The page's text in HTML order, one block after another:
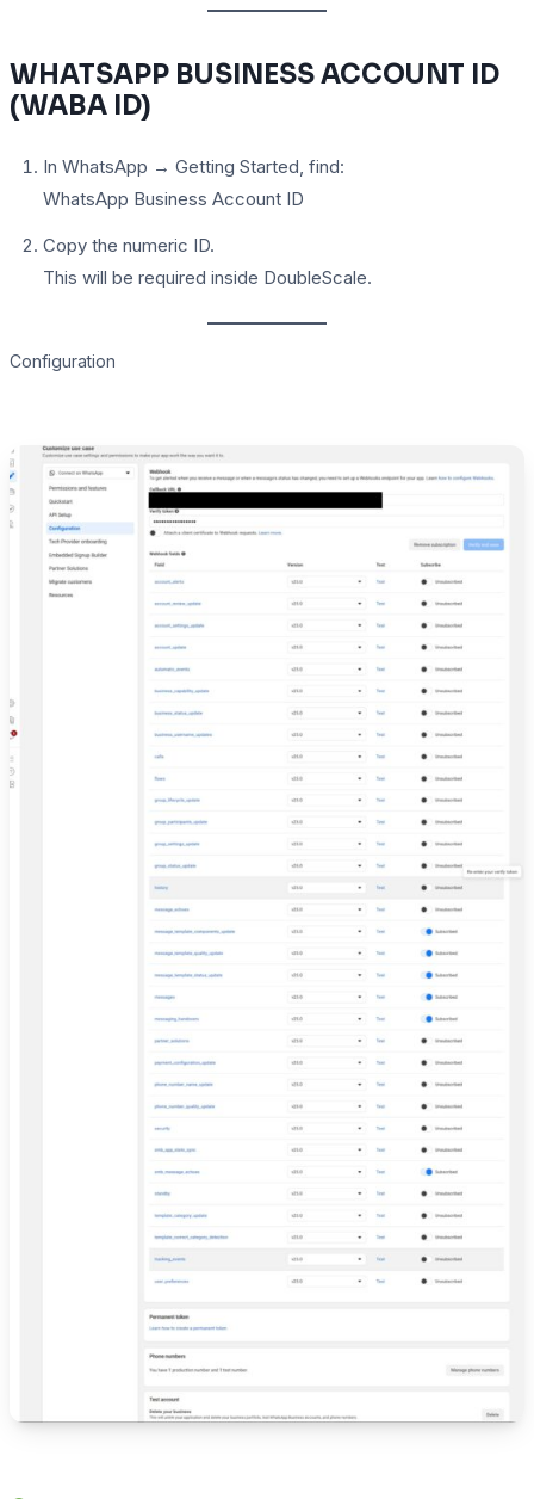
WHATSAPP BUSINESS ACCOUNT ID
(WABA ID)
In WhatsApp → Getting Started, find:
WhatsApp Business Account ID
Copy the numeric ID.
This will be required inside DoubleScale.
Configuration